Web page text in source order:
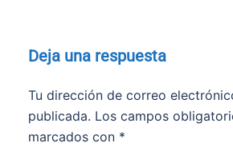
Deja una respuesta
Tu dirección de correo
publicada. Los campos
marcados con *